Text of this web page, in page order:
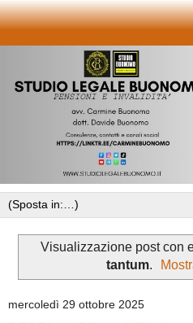
Visualizzazione post con
tantum.
mercoledì 29 ottobre 2025